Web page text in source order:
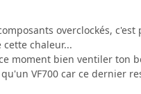
overclockés,
chaleur...
moment bien ventiler ton
VF700 car ce dernier